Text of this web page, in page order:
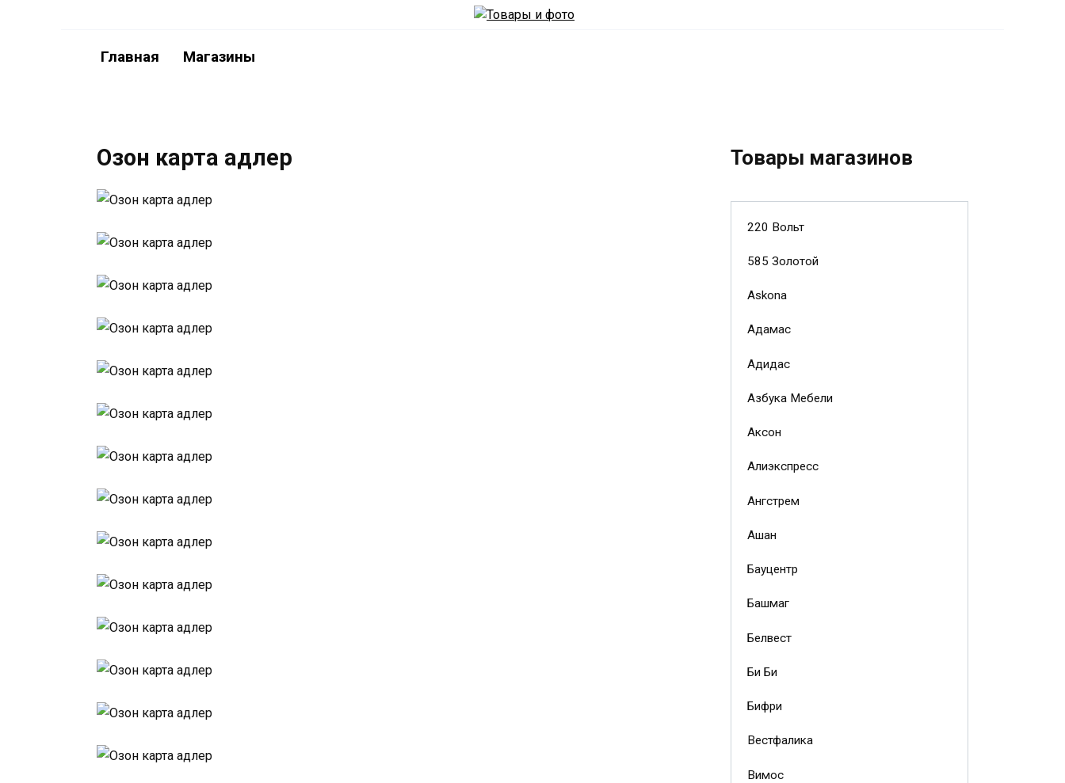
Главная Магазины
Озон карта адлер Товары магазинов
220 Вольт
585 Золотой
Askona
Адамас
Адидас
Азбука Мебели
Аксон
Алиэкспресс
Ангстрем
Ашан
Бауцентр
Башмаг
Белвест
Би Би
Бифри
Вестфалика
Вимос